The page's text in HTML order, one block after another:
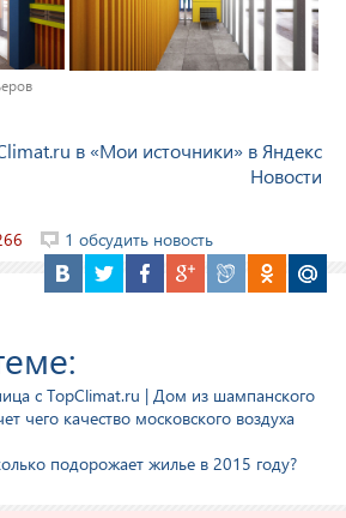
в «Мои источники» в Яндекс
Новости
1 обсудить новость
с TopClimat.ru | Дом из шампанского
чего качество московского воздуха
подорожает жилье в 2015 году?